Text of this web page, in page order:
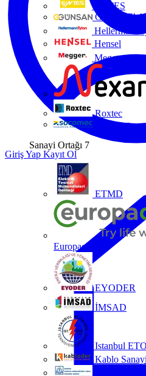
ENTES
Günsan
Hensel
Megger
Roxtec
Socomec
Sanayi Ortağı 7
ETMD
Europacable
EYODER
İMSAD
Istanbul ETO
Kablo
Giriş Yap Kayıt Ol